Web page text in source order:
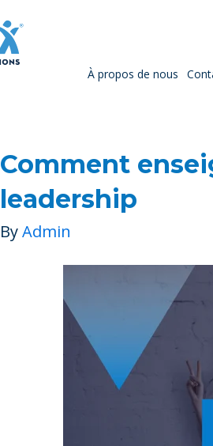
À propos de nous
Comment
leadership
ByAdmin